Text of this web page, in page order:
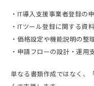
・IT導入支援事業者登録の
・ITツール登録に関する資
・価格設定や機能説明の整
・申請フローの設計・運用
単なる書類作成ではなく、